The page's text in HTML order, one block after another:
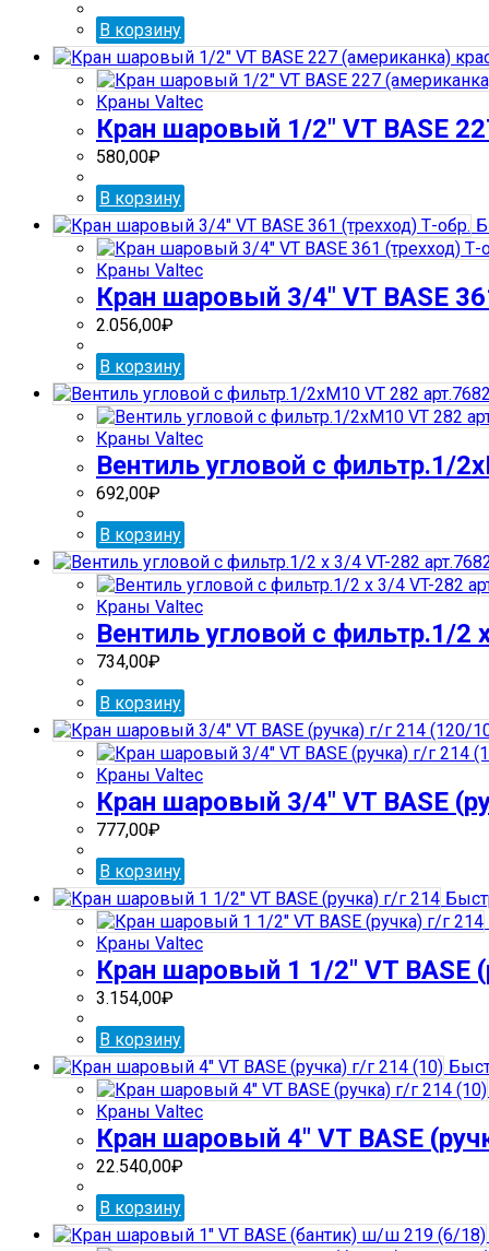
В корзину
Краны Valtec
Кран шаровый 1/2″ VT BASE
580,00₽
В корзину
Краны Valtec
Кран шаровый 3/4″ VT BASE
2.056,00₽
В корзину
Краны Valtec
Вентиль угловой с фильтр.1/
692,00₽
В корзину
Краны Valtec
Вентиль угловой с фильтр.1/2
734,00₽
В корзину
Краны Valtec
Кран шаровый 3/4″ VT BASE
777,00₽
В корзину
Краны Valtec
Кран шаровый 1 1/2″ VT BASE
3.154,00₽
В корзину
Краны Valtec
Кран шаровый 4″ VT BASE
22.540,00₽
В корзину